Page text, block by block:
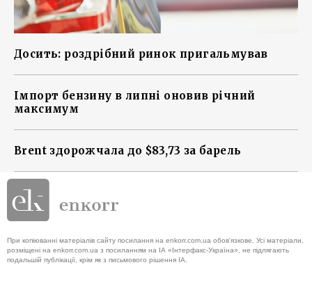
Досить: роздрібний ринок пригальмував
Імпорт бензину в липні оновив річний
максимум
Brent здорожчала до $83,73 за барель
При копіюванні матеріалів сайту посилання на enkorr.com.ua обов'язкове. Усі матеріали,
розміщені на enkorr.com.ua з посиланням на ІА «Інтерфакс-Україна», не підлягають
подальшій публікації, крім як з письмового рішення ІА.